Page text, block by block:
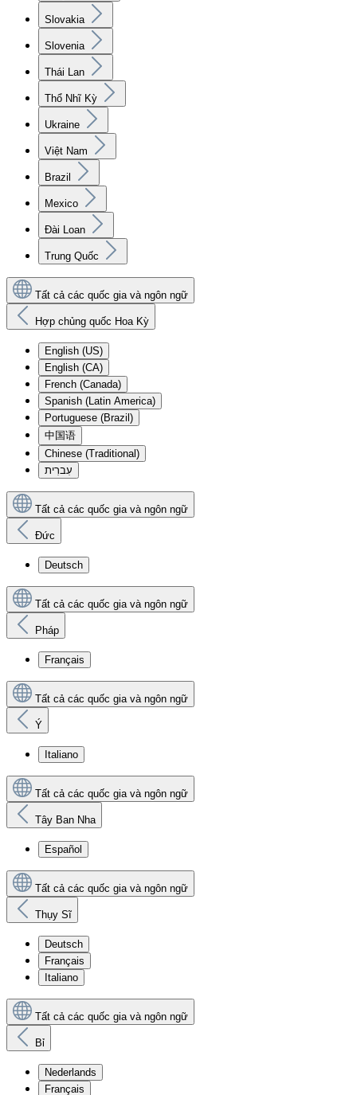
Slovakia
Slovenia
Thái Lan
Thổ Nhĩ Kỳ
Ukraine
Việt Nam
Brazil
Mexico
Đài Loan
Trung Quốc
Tất cả các quốc gia và ngôn ngữ
Hợp chủng quốc Hoa Kỳ
English (US)
English (CA)
French (Canada)
Spanish (Latin America)
Portuguese (Brazil)
中国语
Chinese (Traditional)
עִברִית
Tất cả các quốc gia và ngôn ngữ
Đức
Deutsch
Tất cả các quốc gia và ngôn ngữ
Pháp
Français
Tất cả các quốc gia và ngôn ngữ
Ý
Italiano
Tất cả các quốc gia và ngôn ngữ
Tây Ban Nha
Español
Tất cả các quốc gia và ngôn ngữ
Thụy Sĩ
Deutsch
Français
Italiano
Tất cả các quốc gia và ngôn ngữ
Bỉ
Nederlands
Français